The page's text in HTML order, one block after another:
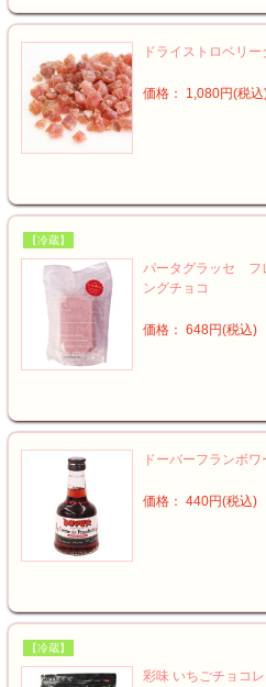
ドライストロベリ
価格： 1,080円(税込
【冷蔵】
パータグラッセ フ
ングチョコ
価格： 648円(税込)
ドーバーフランボ
価格： 440円(税込)
【冷蔵】
彩味 いちごチョコ